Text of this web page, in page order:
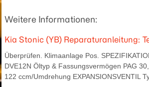
Weitere Informationen:
Kia Stonic (YB) Reparaturanleitung:
Überprüfen. Klimaanlage Pos.
DVE12N Öltyp & Fassungsvermögen PAG
122 ccm/Umdrehung EXPANSIONSVENTIL